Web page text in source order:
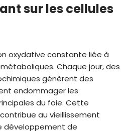
sur les cellules
oxydative constante liée à
Chaque jour, des
génèrent des
endommager les
du foie. Cette
au vieillissement
développement de